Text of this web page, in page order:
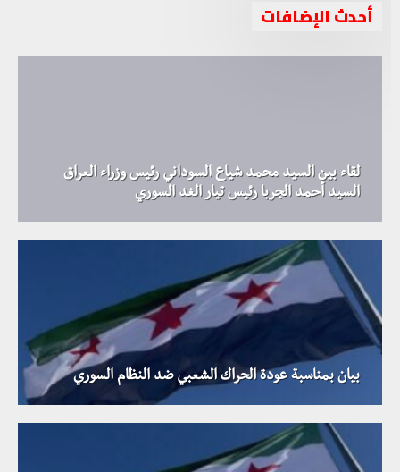
أحدث الإضافات
لقاء بين السيد محمد شياع السوداني رئيس وزراء العراق
السيد أحمد الجربا رئيس تيار الغد السوري
بيان بمناسبة عودة الحراك الشعبي ضد النظام السوري